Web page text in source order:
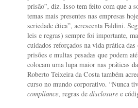
prisão”, diz. Isso tem feito com que a
temas mais presentes nas empresas
seriedade ética”, acrescenta Faldini.
leis e regras) sempre foi importante,
cuidados reforçados na vida prática
prisões e multas pesadas que podem
colocam uma lupa maior nas práticas
Roberto Teixeira da Costa também
curso no mundo corporativo. “Nunca
compliance, regras de disclosure e